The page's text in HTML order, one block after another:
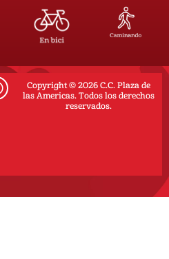
Copyright © 2026 C.C. Plaza de
las Americas. Todos los derechos
reservados.